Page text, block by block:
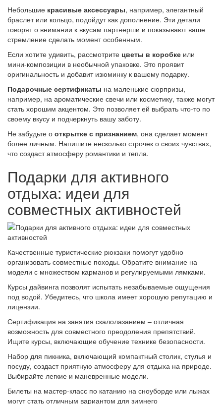
Небольшие красивые аксессуары, например, элегантный
браслет или кольцо, подойдут как дополнение. Эти детали
говорят о внимании к вкусам партнерши и показывают ваше
стремление сделать момент особенным.
Если хотите удивить, рассмотрите цветы в коробке или
мини-композиции в необычной упаковке. Это проявит
оригинальность и добавит изюминку к вашему подарку.
Подарочные сертификаты на маленькие сюрпризы,
например, на ароматические свечи или косметику, также могут
стать хорошим акцентом. Это позволяет ей выбрать что-то по
своему вкусу и подчеркнуть вашу заботу.
Не забудьте о открытке с признанием, она сделает момент
более личным. Напишите несколько строчек о своих чувствах,
что создаст атмосферу романтики и тепла.
Подарки для активного
отдыха: идеи для
совместных активностей
Качественные туристические рюкзаки помогут удобно
организовать совместные походы. Обратите внимание на
модели с множеством карманов и регулируемыми лямками.
Курсы дайвинга позволят испытать незабываемые ощущения
под водой. Убедитесь, что школа имеет хорошую репутацию и
лицензии.
Сертификация на занятия скалолазанием – отличная
возможность для совместного преодоления препятствий.
Ищите курсы, включающие обучение технике безопасности.
Набор для пикника, включающий компактный столик, стулья и
посуду, создаст приятную атмосферу для отдыха на природе.
Выбирайте легкие и маневренные модели.
Билеты на мастер-класс по катанию на сноуборде или лыжах
могут стать отличным вариантом для зимнего